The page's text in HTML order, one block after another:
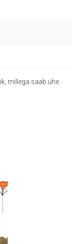
millega saab ühe